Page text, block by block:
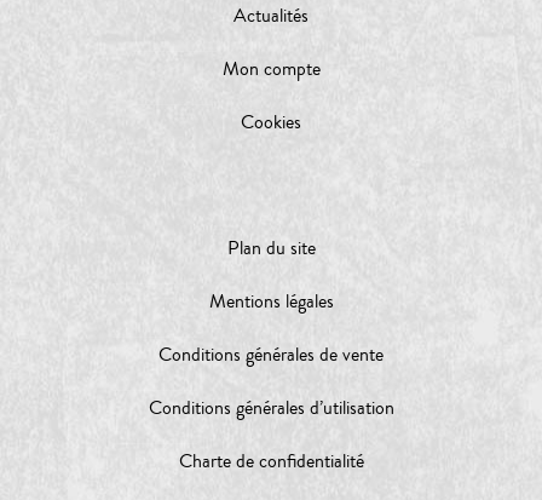
Actualités
Mon compte
Cookies
Plan du site
Mentions légales
Conditions générales de vente
Conditions générales d’utilisation
Charte de confidentialité